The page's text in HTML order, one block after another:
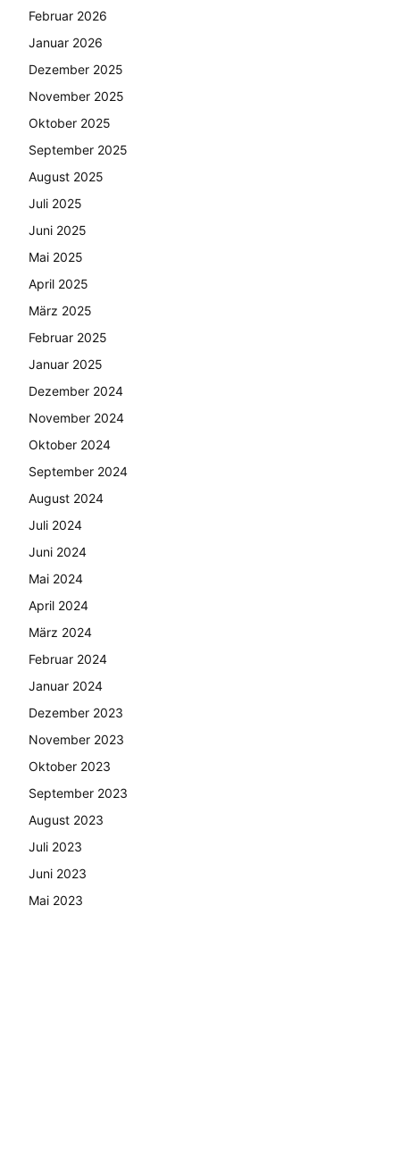
Februar 2026
Januar 2026
Dezember 2025
November 2025
Oktober 2025
September 2025
August 2025
Juli 2025
Juni 2025
Mai 2025
April 2025
März 2025
Februar 2025
Januar 2025
Dezember 2024
November 2024
Oktober 2024
September 2024
August 2024
Juli 2024
Juni 2024
Mai 2024
April 2024
März 2024
Februar 2024
Januar 2024
Dezember 2023
November 2023
Oktober 2023
September 2023
August 2023
Juli 2023
Juni 2023
Mai 2023